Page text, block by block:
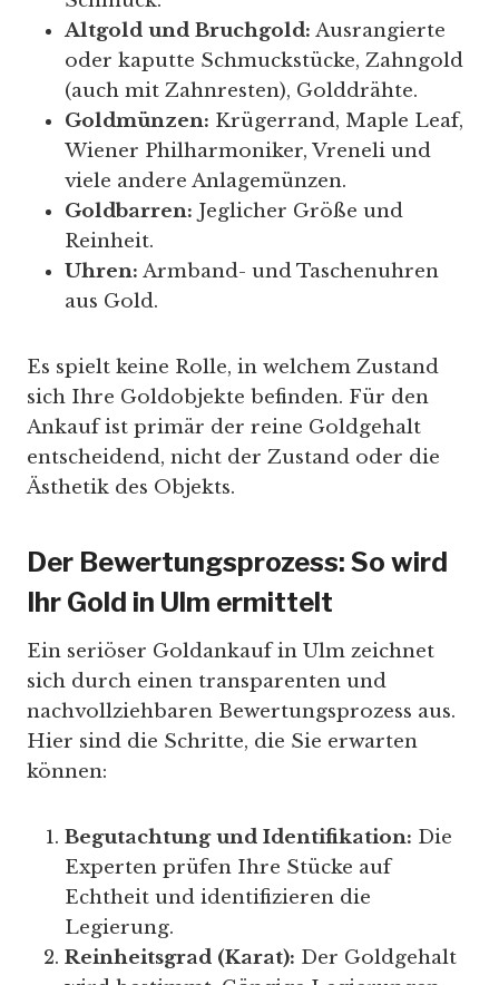
Altgold und Bruchgold: Ausrangierte
oder kaputte Schmuckstücke, Zahngold
(auch mit Zahnresten), Golddrähte.
Goldmünzen: Krügerrand, Maple Leaf,
Wiener Philharmoniker, Vreneli und
viele andere Anlagemünzen.
Goldbarren: Jeglicher Größe und
Reinheit.
Uhren: Armband- und Taschenuhren
aus Gold.
Es spielt keine Rolle, in welchem Zustand
sich Ihre Goldobjekte befinden. Für den
Ankauf ist primär der reine Goldgehalt
entscheidend, nicht der Zustand oder die
Ästhetik des Objekts.
Der Bewertungsprozess: So wird
Ihr Gold in Ulm ermittelt
Ein seriöser Goldankauf in Ulm zeichnet
sich durch einen transparenten und
nachvollziehbaren Bewertungsprozess aus.
Hier sind die Schritte, die Sie erwarten
können:
Begutachtung und Identifikation: Die
Experten prüfen Ihre Stücke auf
Echtheit und identifizieren die
Legierung.
Reinheitsgrad (Karat): Der Goldgehalt